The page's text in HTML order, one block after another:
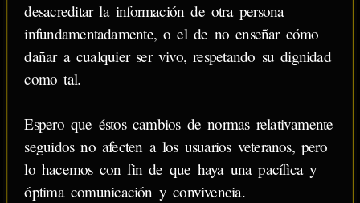
desacreditar la información de otra persona
infundamentadamente, o el de no enseñar cómo
dañar a cualquier ser vivo, respetando su dignidad
como tal.
Espero que éstos cambios de normas relativamente
seguidos no afecten a los usuarios veteranos, pero
lo hacemos con fin de que haya una pacífica y
óptima comunicación y convivencia.